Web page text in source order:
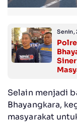
Senin,
Selain menjadi
Bhayangkara,
masyarakat